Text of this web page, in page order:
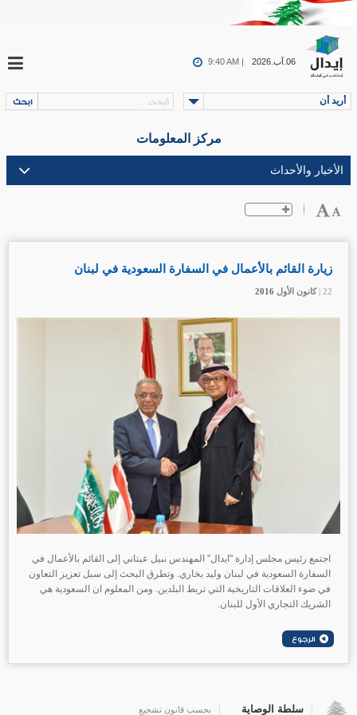
06.آب.2026 9:40 AM |
أريد أن
مركز المعلومات
22 | كانون الأول
زيارة القائم بالأعمال في السفارة السعودية في لبنان
22 | كانون الأول 22 | كانون الأول
اجتمع رئيس مجلس إدارة "ايدال" المهندس نبيل عيتاني إلى القائم بالأعمال في
السفارة السعودية في لبنان وليد بخاري. وتطرق البحث إلى سبل تعزيز التعاون
في ضوء العلاقات التاريخية التي تربط البلدين. ومن المعلوم ان السعودية هي
الشريك التجاري الأول للبنان.
سلطة الوصاية بحسب قانون تشجيع